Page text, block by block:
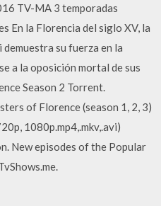
TV-MA 3 temporadas
En la Florencia del siglo XV, la
su fuerza en la
a la oposición mortal de sus
Season 2 Torrent.
of Florence (season 1, 2, 3)
1080p.mp4,.mkv,.avi)
New episodes of the Popular